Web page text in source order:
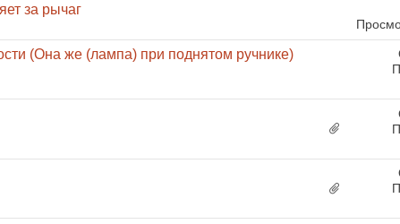
за рычаг
(Она же (лампа) при поднятом ручнике)